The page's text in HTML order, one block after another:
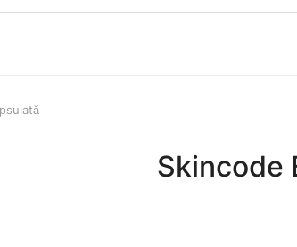
Skincode